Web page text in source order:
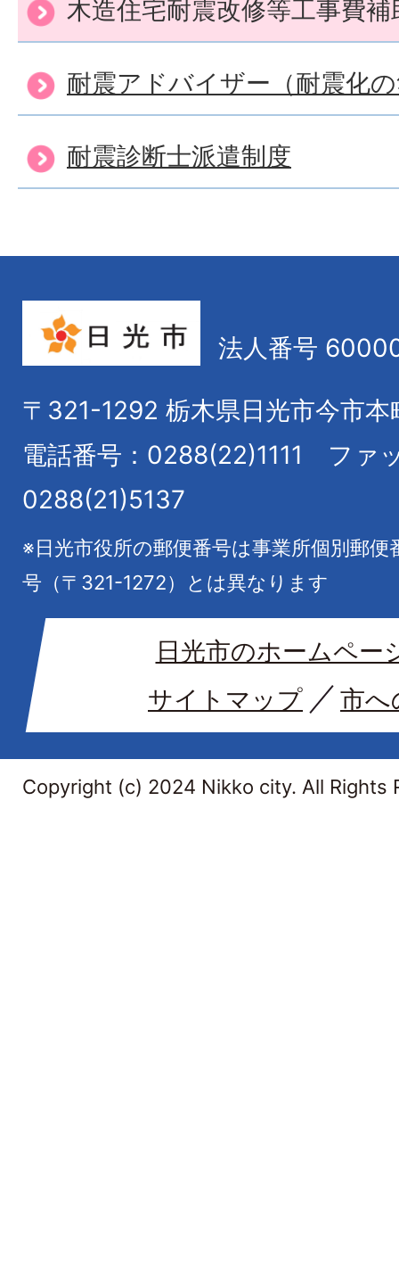
木造住宅耐震改修等工事費補
耐震アドバイザー（耐震化
耐震診断士派遣制度
法人番号
〒321-1292 栃木県日光市今市本
電話番号：0288(22)1111
ファ
0288(21)5137
※日光市役所の郵便番号は事業所個別郵
号（〒321-1272）とは異なります
日光市のホームペー
サイトマップ
市へ
Copyright (c) 2024 Nikko city. All Rights